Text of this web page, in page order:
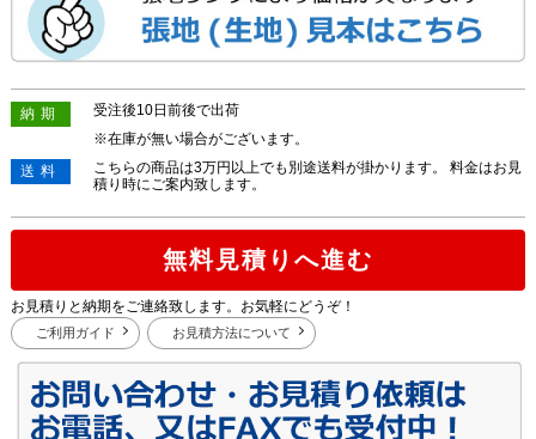
納期
受注後10日前後で出荷
※在庫が無い場合がございます。
送料
こちらの商品は3万円以上でも別途送料が掛かります。 料金はお見
積り時にご案内致します。
無料見積りへ進む
お見積りと納期をご連絡致します。お気軽にどうぞ！
ご利用ガイド お見積方法について